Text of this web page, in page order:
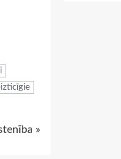
»